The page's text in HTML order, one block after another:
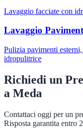
Lavaggio facciate con
Lavaggio
Pulizia pavimenti
idropulitrice
Richiedi un
a Meda
Contattaci oggi per un
Risposta garantita entro